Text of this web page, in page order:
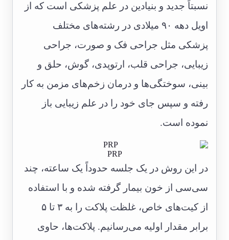
نسبتاً جدید و بنیادین در علم پزشکی است که از
اویل دهه ۹۰ میلادی در رشته‌های مختلف
پزشکی مثل جراحی فک و صورت، جراحی
زیبایی، جراحی قلب، ارتوپدی، گوش، حلق و
بینی، سوختگی‌ها و درمان زخم‌های مزمن به کار
رفته و سپس جای خود را در علم زیبایی باز
نموده است.
PRP
در این روش در یک جلسه حدوداً یک ساعته، چند
سی‌سی از خون بیمار گرفته شده و با استفاده
از کیت‌های خاص، غلظت پلاکت را به ۳ تا ۵
برابر مقدار اولیه می‌رسانیم. پلاکت‌ها، حاوی